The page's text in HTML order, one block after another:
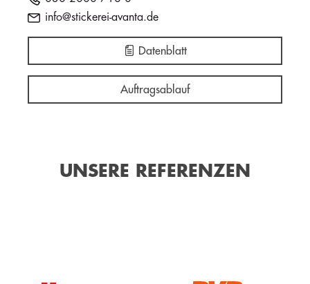
info@stickerei-avanta.de
Datenblatt
Auftragsablauf
UNSERE REFERENZEN